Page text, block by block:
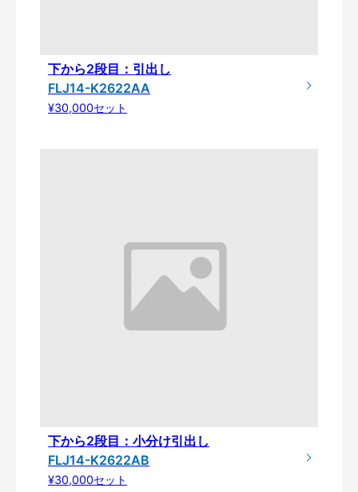
下から2段目：引出し
FLJ14-K2622AA
¥30,000セット
下から2段目：小分け引出し
FLJ14-K2622AB
¥30,000セット